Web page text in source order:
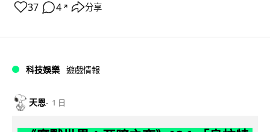
37 4 ↗ 分享
科技娛樂 遊戲情報
天恩 1 日